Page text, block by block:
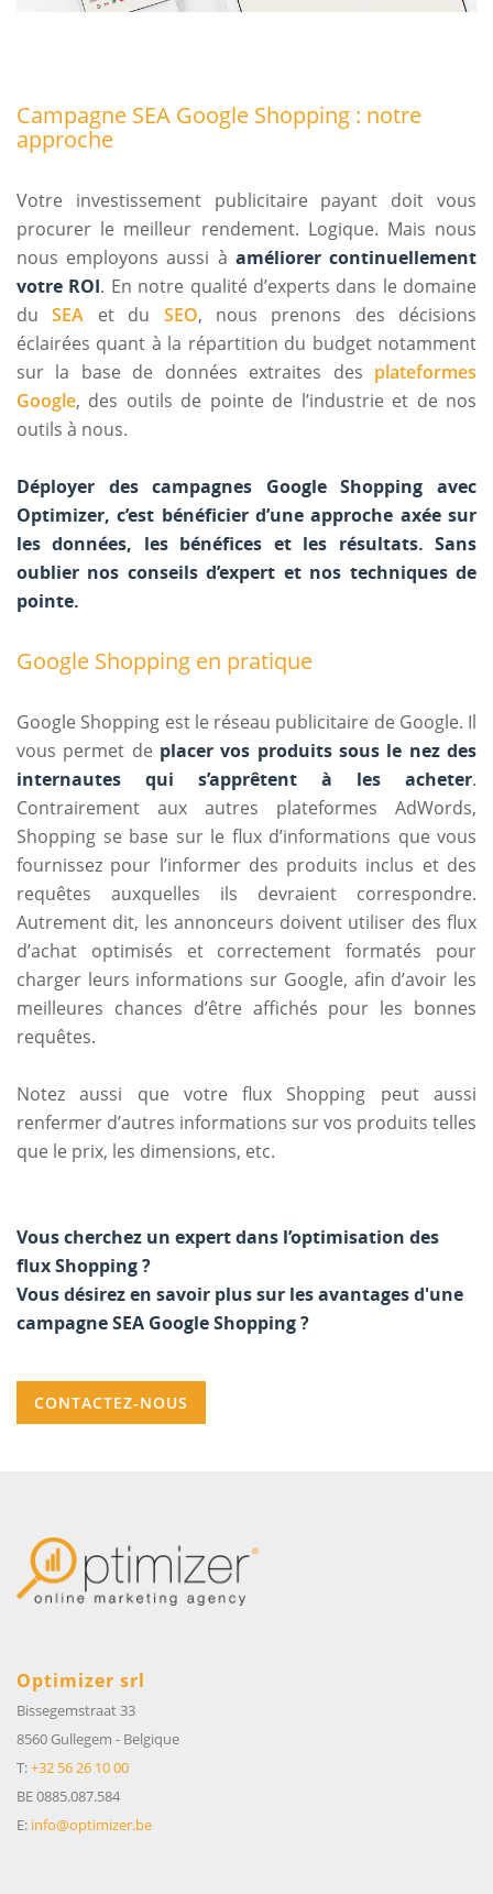
Campagne SEA Google Shopping : notre
approche
Votre investissement publicitaire payant doit vous
procurer le meilleur rendement. Logique. Mais nous
nous employons aussi à améliorer continuellement
votre ROI. En notre qualité d’experts dans le domaine
duSEA et du SEO, nous prenons des décisions
éclairées quant à la répartition du budget notamment
sur la base de données extraites des plateformes
Google, des outils de pointe de l’industrie et de nos
outils à nous.
Déployer des campagnes Google Shopping avec
Optimizer, c’est bénéficier d’une approche axée sur
les données, les bénéfices et les résultats. Sans
oublier nos conseils d’expert et nos techniques de
pointe.
Google Shopping en pratique
Google Shopping est le réseau publicitaire de Google. Il
vous permet de placer vos produits sous le nez des
internautes qui s’apprêtent à les acheter.
Contrairement aux autres plateformes AdWords,
Shopping se base sur le flux d’informations que vous
fournissez pour l’informer des produits inclus et des
requêtes auxquelles ils devraient correspondre.
Autrement dit, les annonceurs doivent utiliser des flux
d’achat optimisés et correctement formatés pour
charger leurs informations sur Google, afin d’avoir les
meilleures chances d’être affichés pour les bonnes
requêtes.
Notez aussi que votre flux Shopping peut aussi
renfermer d’autres informations sur vos produits telles
que le prix, les dimensions, etc.
Vous cherchez un expert dans l’optimisation des
flux Shopping ?
Vous désirez en savoir plus sur les avantages d'une
campagne SEA Google Shopping ?
CONTACTEZ-NOUS
Optimizer srl
Bissegemstraat 33
8560 Gullegem - Belgique
T:+32 56 26 10 00
BE 0885.087.584
E: info@optimizer.be